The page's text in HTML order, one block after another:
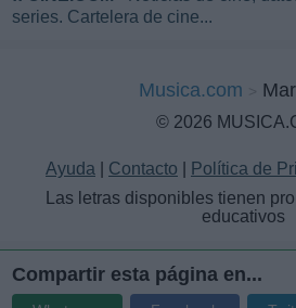
series. Cartelera de cine...
Musica.com
© 2026
Ayuda Contacto
Política de
Las letras disponibles tienen
educativos
Compartir esta página en...